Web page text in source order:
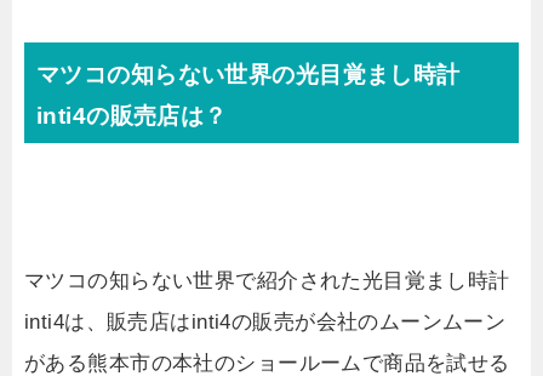
マツコの知らない世界の光目覚まし時計
inti4の販売店は？
マツコの知らない世界で紹介された光目覚まし時計
inti4は、販売店はinti4の販売が会社のムーンムーン
がある熊本市の本社のショールームで商品を試せる